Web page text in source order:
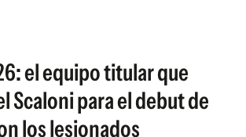
el equipo titular que
Scaloni para el debut de
los lesionados